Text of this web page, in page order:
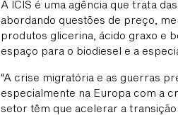
A ICIS é uma agência que trata
abordando questões de preço,
produtos glicerina, ácido graxo e
espaço para o biodiesel e a
“A crise migratória e as guerras
especialmente na Europa com a
setor têm que acelerar a